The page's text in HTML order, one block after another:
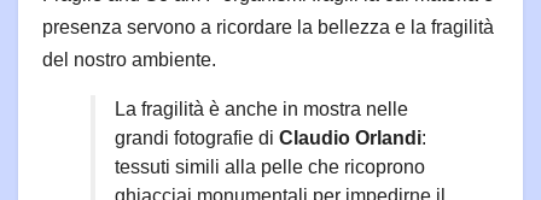
presenza servono a ricordare la bellezza e la fragilità
del nostro ambiente.
La fragilità è anche in mostra nelle
grandi fotografie di Claudio Orlandi:
tessuti simili alla pelle che ricoprono
ghiacciai monumentali per impedirne il